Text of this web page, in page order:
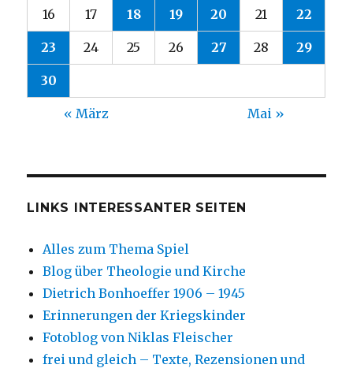
16 17 18 19 20 21 22
23 24 25 26 27 28 29
30
« März Mai »
LINKS INTERESSANTER SEITEN
Alles zum Thema Spiel
Blog über Theologie und Kirche
Dietrich Bonhoeffer 1906 – 1945
Erinnerungen der Kriegskinder
Fotoblog von Niklas Fleischer
frei und gleich – Texte, Rezensionen und